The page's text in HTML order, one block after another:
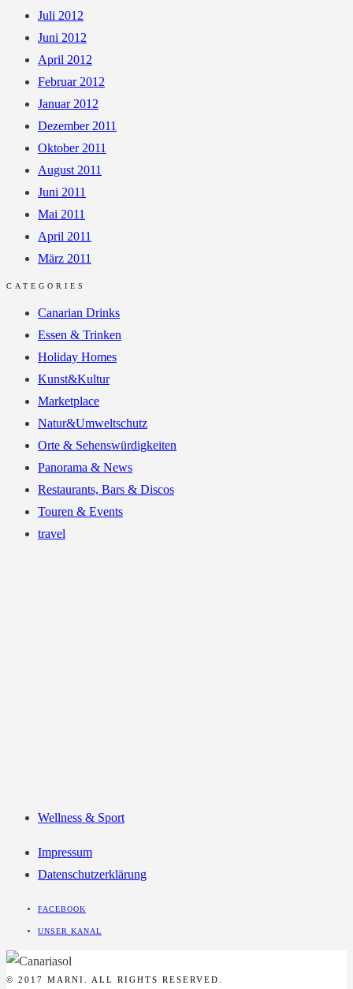
Juli 2012
Juni 2012
April 2012
Februar 2012
Januar 2012
Dezember 2011
Oktober 2011
August 2011
Juni 2011
Mai 2011
April 2011
März 2011
CATEGORIES
Canarian Drinks
Essen & Trinken
Holiday Homes
Kunst&Kultur
Marketplace
Natur&Umweltschutz
Orte & Sehenswürdigkeiten
Panorama & News
Restaurants, Bars & Discos
Touren & Events
travel
Wellness & Sport
Impressum
Datenschutzerklärung
FACEBOOK
UNSER KANAL
© 2017 MARNI. ALL RIGHTS RESERVED.